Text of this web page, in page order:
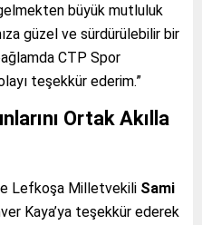
büyük mutluluk
güzel ve sürdürülebilir bir
CTP Spor
teşekkür ederim.”
Ortak Akılla
Lefkoşa Milletvekili Sami
Kaya’ya teşekkür ederek